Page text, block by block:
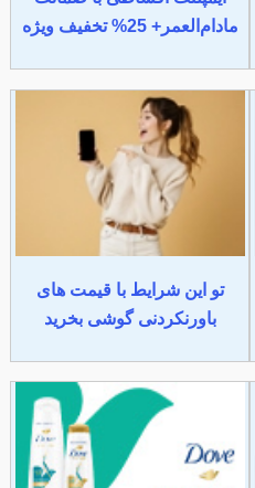
مادام‌العمر+ 25% تخفیف ویژه
تو این شرایط با قیمت های
باورنکردنی گوشی بخرید